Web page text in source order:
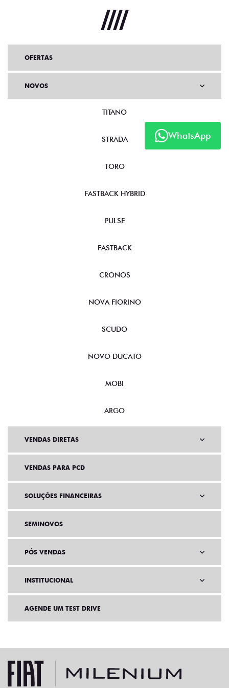
WhatsApp
OFERTAS
NOVOS
TITANO
STRADA
TORO
FASTBACK HYBRID
PULSE
FASTBACK
CRONOS
NOVA FIORINO
SCUDO
NOVO DUCATO
MOBI
ARGO
VENDAS DIRETAS
VENDAS PARA PCD
SOLUÇÕES FINANCEIRAS
SEMINOVOS
PÓS VENDAS
INSTITUCIONAL
AGENDE UM TEST DRIVE